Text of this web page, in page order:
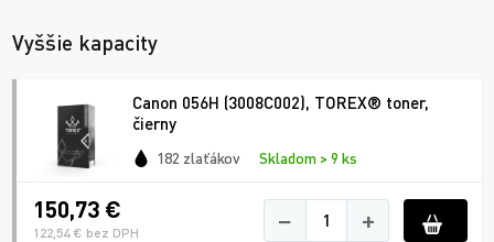
Vyššie kapacity
Canon 056H (3008C002), TOREX® toner,
čierny
182 zlaťákov Skladom > 9 ks
150,73 €
122,54 € bez DPH − +